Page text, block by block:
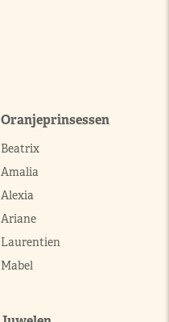
Oranjeprinsessen
Beatrix
Amalia
Alexia
Ariane
Laurentien
Mabel